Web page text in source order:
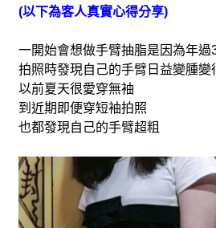
(以下為客人真實心得分享)
一開始會想做手臂抽脂是因為年過
拍照時發現自己的手臂日益變腫變
以前夏天很愛穿無袖
到近期即便穿短袖拍照
也都發現自己的手臂超粗